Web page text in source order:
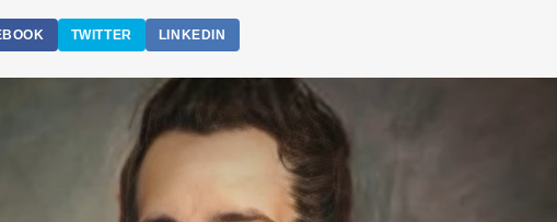
TWITTER LINKEDIN